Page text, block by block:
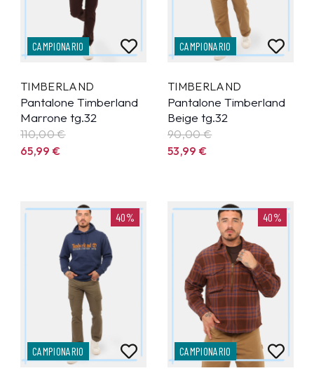
CAMPIONARIO
TIMBERLAND
Pantalone Timberland
Marrone tg.32
110,00 €
65,99€
CAMPIONARIO
TIMBERLAND
Pantalone Timberland
Beige tg.32
90,00 €
53,99€
40%
CAMPIONARIO
40%
CAMPIONARIO